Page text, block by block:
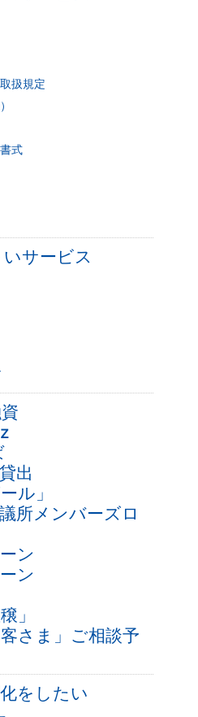
扱規定
式
サービス
出
ル」
所メンバーズロ
ン
ン
」
さま」ご相談予
をしたい